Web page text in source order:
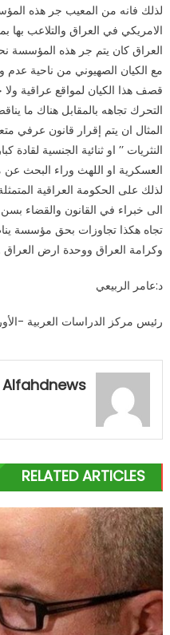
لذلك فانه من المعيب جر هذه
الامريكي في العراق والتلاعب بها
العراق كان يتم جر هذه المؤسسة
مع الكيان الصهيوني من ناحية
قصف هذا الكيان لمواقع عراقية
التحرك تجاهه بالمقابل هناك ما
المثال ان يتم إقرار قانون عرفي
النثريات ’’ او ثنائية الجنسية
العسكرية او اللهث وراء البحث عن
لذلك على الحكومة العراقية
الى خبراء في القانون والقضاء بسن
تجاه هكذا تجاوزات بحق مؤسسة
وكرامة العراق ووحدة ارض العراق .
د:عامر الربيعي
رئيس مركز الدراسات العربية -
Alfahdnews
RELATED ARTICLES